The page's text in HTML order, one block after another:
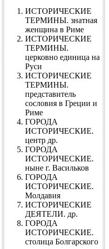
ИСТОРИЧЕСКИЕ
ТЕРМИНЫ. знатная
женщина в Риме
ИСТОРИЧЕСКИЕ
ТЕРМИНЫ.
церковно единица на
Руси
ИСТОРИЧЕСКИЕ
ТЕРМИНЫ.
представитель
сословия в Греции и
Риме
ГОРОДА
ИСТОРИЧЕСКИЕ.
центр др.
ГОРОДА
ИСТОРИЧЕСКИЕ.
ныне г. Васильков
ГОРОДА
ИСТОРИЧЕСКИЕ.
Молдавия
ИСТОРИЧЕСКИЕ
ДЕЯТЕЛИ. др.
ГОРОДА
ИСТОРИЧЕСКИЕ.
столица Болгарского